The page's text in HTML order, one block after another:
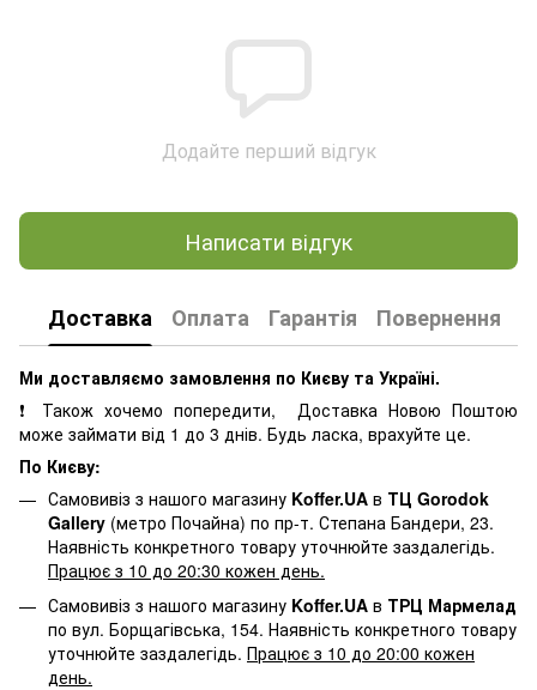
Додайте перший відгук
Написати відгук
Доставка Оплата Гарантія Повернення
Ми доставляємо замовлення по Києву та Україні.
❗ Також хочемо попередити, Доставка Новою Поштою
може займати від 1 до 3 днів. Будь ласка, врахуйте це.
По Києву:
Самовивіз з нашого магазину Koffer.UA в ТЦ Gorodok
Gallery (метро Почайна) по пр-т. Степана Бандери, 23.
Наявність конкретного товару уточнюйте заздалегідь.
Працює з 10 до 20:30 кожен день.
Самовивіз з нашого магазину Koffer.UA в ТРЦ Мармелад
по вул. Борщагівська, 154. Наявність конкретного товару
уточнюйте заздалегідь. Працює з 10 до 20:00 кожен
день.